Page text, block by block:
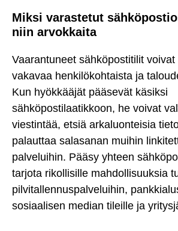
Miksi varastetut
niin arvokkaita
Vaarantuneet sähköpostitilit
vakavaa henkilökohtaista ja
Kun hyökkääjät pääsevät käsiksi
sähköpostilaatikkoon, he voivat
viestintää, etsiä arkaluonteisia
palauttaa salasanan muihin
palveluihin. Pääsy yhteen
tarjota rikollisille mahdollisuuksia
pilvitallennuspalveluihin,
sosiaalisen median tileille ja